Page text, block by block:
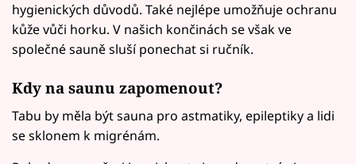
hygienických důvodů. Také nejlépe umožňuje ochranu
kůže vůči horku. V našich končinách se však ve
společné sauně sluší ponechat si ručník.
Kdy na saunu zapomenout?
Tabu by měla být sauna pro astmatiky, epileptiky a lidi
se sklonem k migrénám.